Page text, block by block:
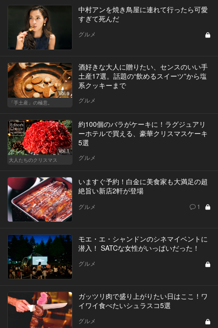
中村アンを焼き鳥屋に連れて行ったら可愛
すぎて死んだ
グルメ
Vol.9
「手土産」の極意。
酒好きな大人に贈りたい、センスのいい手
土産17選。話題の“飲めるスイーツ”から塩
系クッキーまで
グルメ
Vol.1
大人たちのクリスマス
約100個のバラがケーキに！ラグジュアリ
ーホテルで買える、豪華クリスマスケーキ
5選
グルメ
いますぐ予約！白金に美食家も大満足の超
絶旨い新店2軒が登場
グルメ 1
モエ・エ・シャンドンのシネマイベントに
潜入！ SATCな女性がいっぱいだった！
グルメ
ガッツリ肉で盛り上がりたい日はここ！ワ
イワイ食べたいシュラスコ5選
グルメ